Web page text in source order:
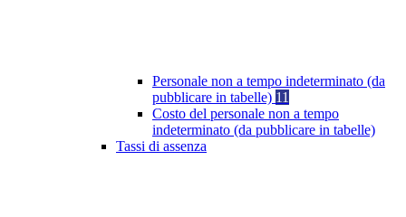
Personale non a tempo indeterminato (da
pubblicare in tabelle) 11
Costo del personale non a tempo
indeterminato (da pubblicare in tabelle)
Tassi di assenza